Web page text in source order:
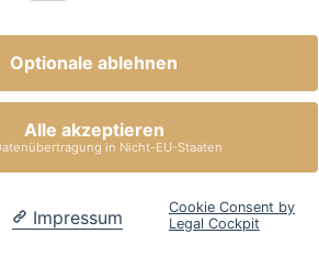
Optionale ablehnen
Alle akzeptieren
in Nicht-EU-Staaten
Impressum
Cookie Consent by
Legal Cockpit